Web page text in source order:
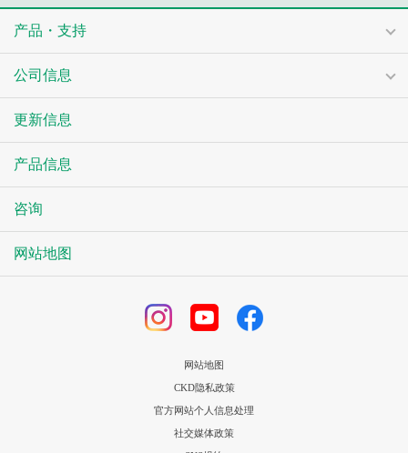
产品・支持
公司信息
更新信息
产品信息
咨询
网站地图
网站地图
CKD隐私政策
官方网站个人信息处理
社交媒体政策